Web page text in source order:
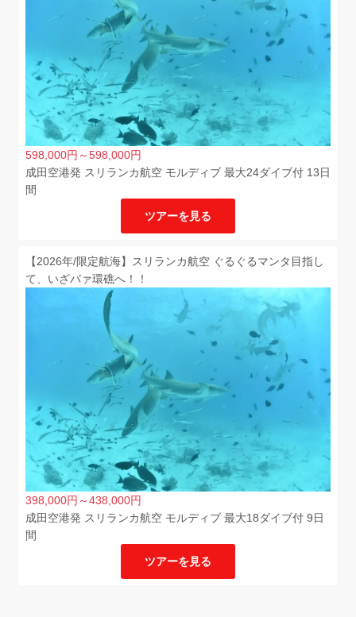
598,000円 ～598,000円
成田空港発 スリランカ航空 モルディブ 最大24ダイブ付 13日
間
ツアーを見る
【2026年/限定航海】スリランカ航空 ぐるぐるマンタ目指し
て、いざバァ環礁へ！！
398,000円 ～438,000円
成田空港発 スリランカ航空 モルディブ 最大18ダイブ付 9日
間
ツアーを見る